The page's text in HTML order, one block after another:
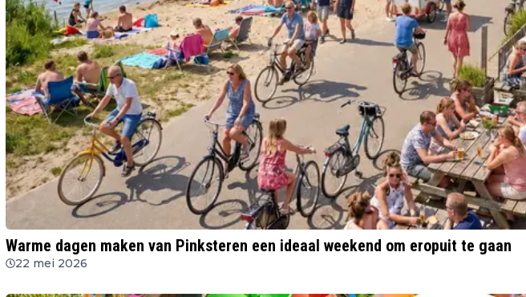
Warme dagen maken van Pinksteren een ideaal weekend om eropuit te gaan
22 mei 2026